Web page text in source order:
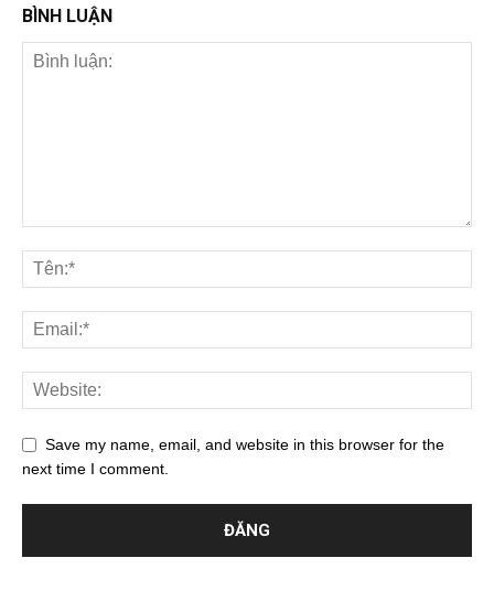
BÌNH LUẬN
Save my name, email, and website in this browser for the
next time I comment.